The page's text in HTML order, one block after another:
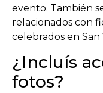
evento. También
relacionados con
celebrados en San
¿Incluís
fotos?